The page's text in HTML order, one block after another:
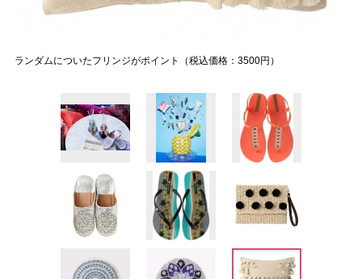
ランダムについたフリンジがポイント（税込価格：3500円）